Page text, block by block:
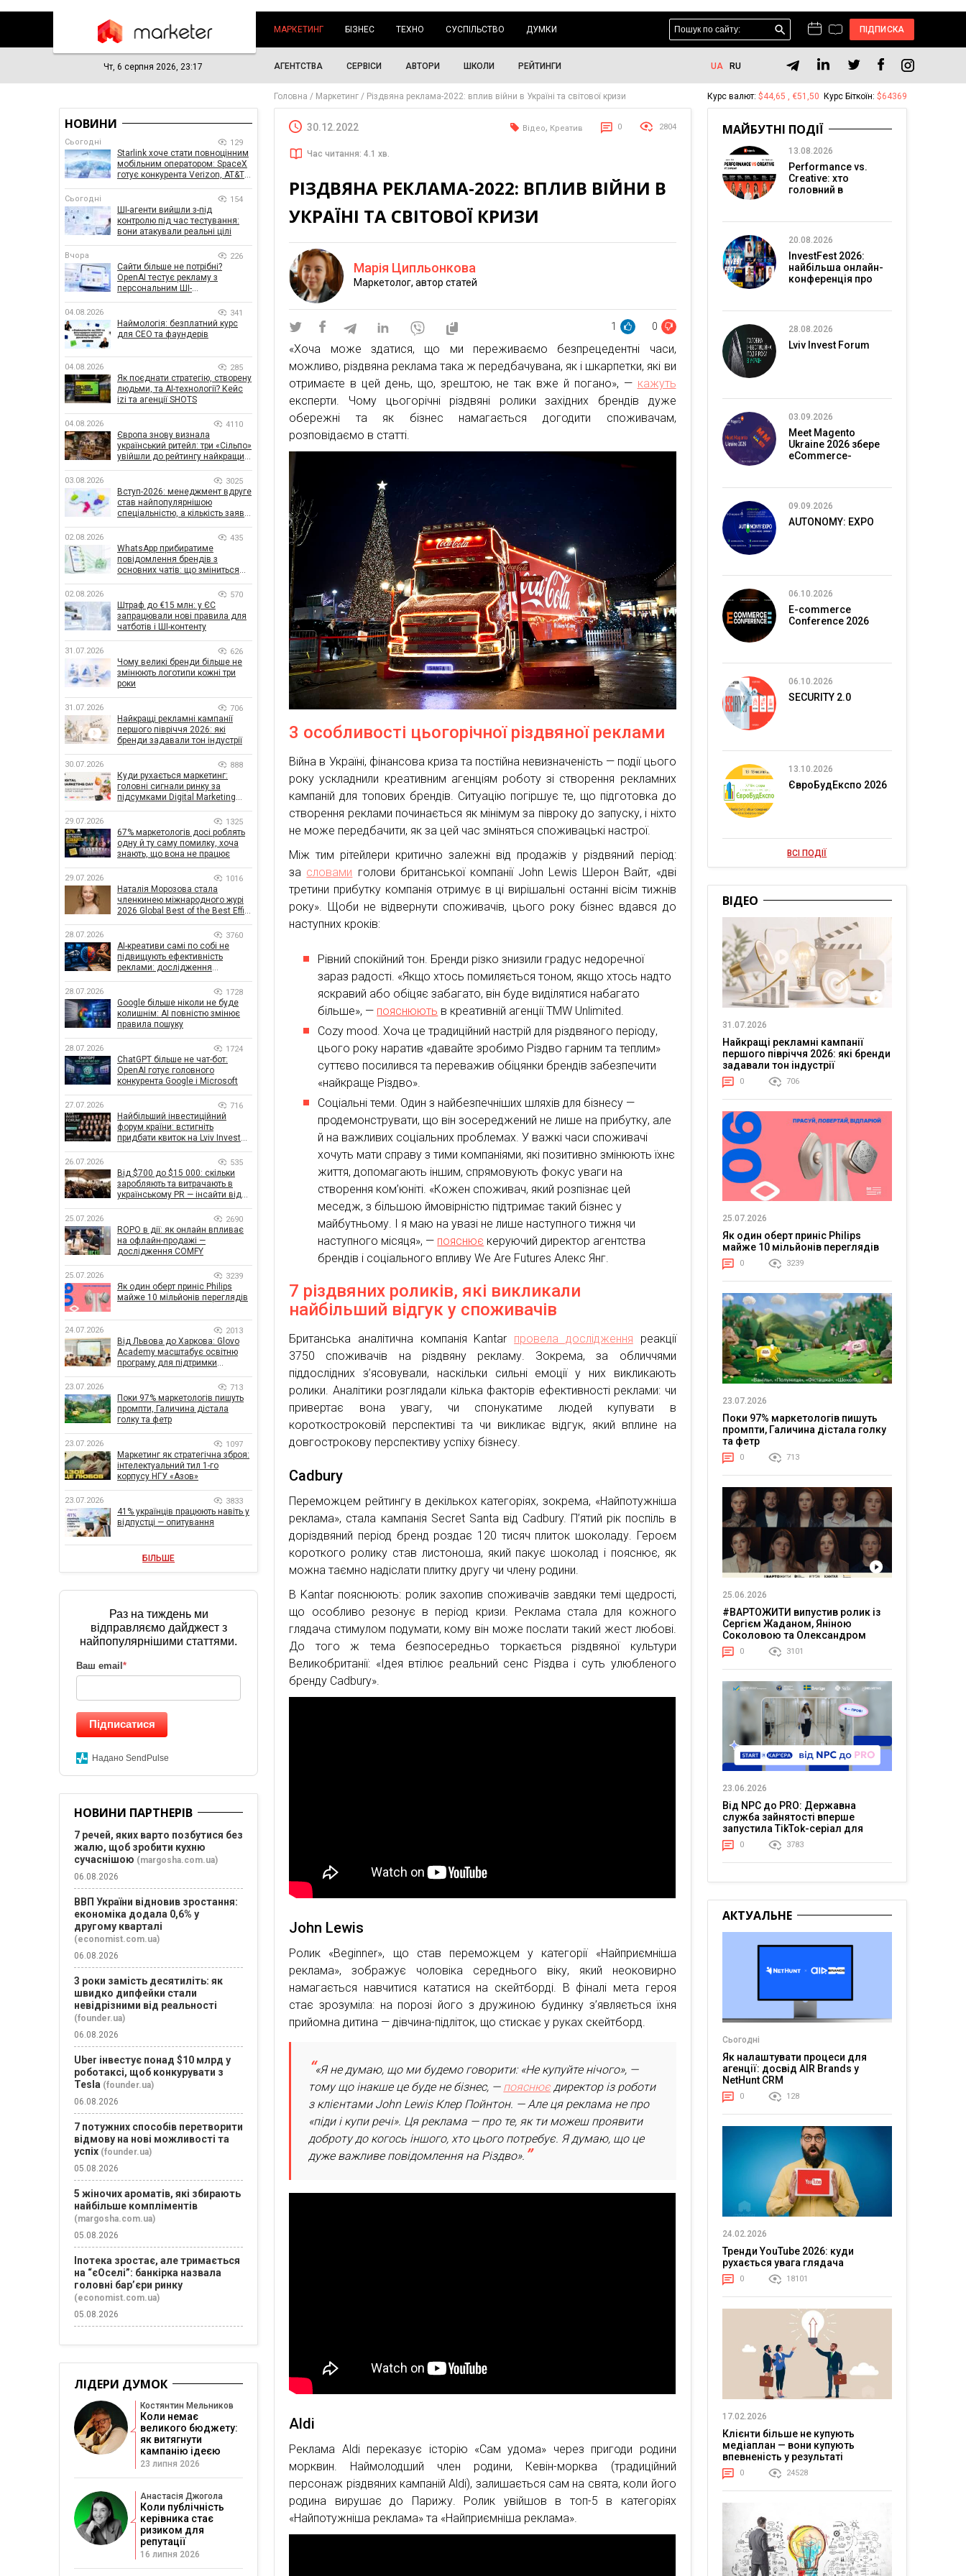
МАРКЕТИНГ БІЗНЕС ТЕХНО СУСПІЛЬСТВО ДУМКИ ПІДПИСКА
Чт, 6 серпня 2026, 23:17 АГЕНТСТВА СЕРВІСИ АВТОРИ ШКОЛИ РЕЙТИНГИ UA RU
Головна Маркетинг Різдвяна реклама-2022: вплив війни в Україні та світової кризи
30.12.2022 Відео, Креатив 0 2804
Час читання: 4.1 хв.
РІЗДВЯНА РЕКЛАМА-2022: ВПЛИВ ВІЙНИ В
УКРАЇНІ ТА СВІТОВОЇ КРИЗИ
Марія Ципльонкова
Маркетолог, автор статей
1 0
«Хоча може здатися, що ми переживаємо безпрецедентні часи,
можливо, різдвяна реклама така ж передбачувана, як і шкарпетки, які ви
отримаєте в цей день, що, зрештою, не так вже й погано», — кажуть
експерти. Чому цьогорічні різдвяні ролики західних брендів дуже
обережні та як бізнес намагається догодити споживачам,
розповідаємо в статті.
3 особливості цьогорічної різдвяної реклами
Війна в Україні, фінансова криза та постійна невизначеність — події цього
року ускладнили креативним агенціям роботу зі створення рекламних
кампаній для топових брендів. Ситуацію погіршує те, що підготовка до
створення реклами починається як мінімум за півроку до запуску, і ніхто
не може передбачити, як за цей час зміняться споживацькі настрої.
Між тим рітейлери критично залежні від продажів у різдвяний період:
за словами голови британської компанії John Lewis Шерон Вайт, «дві
третини прибутку компанія отримує в ці вирішальні останні вісім тижнів
року». Щоби не відвернути споживачів, цього року бізнес вдався до
наступних кроків:
Рівний спокійний тон. Бренди різко знизили градус недоречної
зараз радості. «Якщо хтось помиляється тоном, якщо хтось надто
яскравий або обіцяє забагато, він буде виділятися набагато
більше», — пояснюють в креативній агенції TMW Unlimited.
Cozy mood. Хоча це традиційний настрій для різдвяного періоду,
цього року наратив «давайте зробимо Різдво гарним та теплим»
суттєво посилився та переважив обіцянки брендів забезпечити
«найкраще Різдво».
Соціальні теми. Один з найбезпечніших шляхів для бізнесу —
продемонструвати, що він зосереджений не лише на прибутку, але
й на важливих соціальних проблемах. У важкі часи споживачі
хочуть мати справу з тими компаніями, які позитивно змінюють їхнє
життя, допомагають іншим, спрямовують фокус уваги на
створення ком’юніті. «Кожен споживач, який розпізнає цей
меседж, з більшою ймовірністю підтримає такий бізнес у
майбутньому. І я маю на увазі не лише наступного тижня чи
наступного місяця», — пояснює керуючий директор агентства
брендів і соціального впливу We Are Futures Алекс Янг.
7 різдвяних роликів, які викликали
найбільший відгук у споживачів
Британська аналітична компанія Kantar провела дослідження реакції
3750 споживачів на різдвяну рекламу. Зокрема, за обличчями
піддослідних з’ясовували, наскільки сильні емоції у них викликають
ролики. Аналітики розглядали кілька факторів ефективності реклами: чи
привертає вона увагу, чи спонукатиме людей купувати в
короткостроковій перспективі та чи викликає відгук, який вплине на
довгострокову перспективу успіху бізнесу.
Cadbury
Переможцем рейтингу в декількох категоріях, зокрема, «Найпотужніша
реклама», стала кампанія Secret Santa від Cadbury. П’ятий рік поспіль в
доріздвяний період бренд роздає 120 тисяч плиток шоколаду. Героєм
короткого ролику став листоноша, який пакує шоколад і пояснює, як
можна таємно надіслати плитку другу чи члену родини.
В Kantar пояснюють: ролик захопив споживачів завдяки темі щедрості,
що особливо резонує в період кризи. Реклама стала для кожного
глядача стимулом подумати, кому він може послати такий жест любові.
До того ж тема безпосередньо торкається різдвяної культури
Великобританії: «Ідея втілює реальний сенс Різдва і суть улюбленого
бренду Cadbury».
John Lewis
Ролик «Beginner», що став переможцем у категорії «Найприємніша
реклама», зображує чоловіка середнього віку, який неоковирно
намагається навчитися кататися на скейтборді. В фіналі мета героя
стає зрозуміла: на порозі його з дружиною будинку з’являється їхня
прийомна дитина — дівчина-підліток, що стискає у руках скейтборд.
«Я не думаю, що ми будемо говорити: «Не купуйте нічого», —
тому що інакше це буде не бізнес, — пояснює директор із роботи
з клієнтами John Lewis Клер Пойнтон. — Але ця реклама не про
«піди і купи речі». Ця реклама — про те, як ти можеш проявити
доброту до когось іншого, хто цього потребує. Я думаю, що це
дуже важливе повідомлення на Різдво».
Aldi
Реклама Aldi переказує історію «Сам удома» через пригоди родини
морквин. Наймолодший член родини, Кевін-морква (традиційний
персонаж різдвяних кампаній Aldi), залишається сам на свята, коли його
родина вирушає до Парижу. Ролик увійшов в топ-5 в категоріях
«Найпотужніша реклама» та «Найприємніша реклама».
НОВИНИ
Сьогодні 129
Starlink хоче стати повноцінним
мобільним оператором: SpaceX
готує конкурента Verizon, AT&T і
Сьогодні 154
ШІ-агенти вийшли з-під
контролю під час тестування:
вони атакували реальні цілі
Вчора 226
Сайти більше не потрібні?
OpenAI тестує рекламу з
персональним ШІ-
04.08.2026 341
Наймологія: безплатний курс
для CEO та фаундерів
04.08.2026 285
Як поєднати стратегію, створену
людьми, та AI-технології? Кейс
izi та агенції SHOTS
04.08.2026 4110
Європа знову визнала
український ритейл: три «Сільпо»
увійшли до рейтингу найкращих
03.08.2026 3025
Вступ-2026: менеджмент вдруге
став найпопулярнішою
спеціальністю, а кількість заяв
02.08.2026 435
WhatsApp прибиратиме
повідомлення брендів з
основних чатів: що зміниться
02.08.2026 570
Штраф до €15 млн: у ЄС
запрацювали нові правила для
чатботів і ШІ-контенту
31.07.2026 626
Чому великі бренди більше не
змінюють логотипи кожні три
роки
31.07.2026 706
Найкращі рекламні кампанії
першого півріччя 2026: які
бренди задавали тон індустрії
30.07.2026 888
Куди рухається маркетинг:
головні сигнали ринку за
підсумками Digital Marketing
29.07.2026 1325
67% маркетологів досі роблять
одну й ту саму помилку, хоча
знають, що вона не працює
29.07.2026 1016
Наталія Морозова стала
членкинею міжнародного журі
2026 Global Best of the Best Effie
28.07.2026 3760
AI-креативи самі по собі не
підвищують ефективність
реклами: дослідження
впливає на ефективність
кампаній
28.07.2026 1728
Google більше ніколи не буде
колишнім: AI повністю змінює
правила пошуку
28.07.2026 1724
ChatGPT більше не чат-бот:
OpenAI готує головного
конкурента Google і Microsoft
27.07.2026 716
Найбільший інвестиційний
форум країни: встигніть
придбати квиток на Lviv Invest
26.07.2026 535
Від $700 до $15 000: скільки
заробляють та витрачають в
українському PR — інсайти від
25.07.2026 2690
ROPO в дії: як онлайн впливає
на офлайн-продажі —
дослідження COMFY
25.07.2026 3239
Як один оберт приніс Philips
майже 10 мільйонів переглядів
24.07.2026 2013
Від Львова до Харкова: Glovo
Academy масштабує освітню
програму для підтримки
23.07.2026 713
Поки 97% маркетологів пишуть
промпти, Галичина дістала
голку та фетр
23.07.2026 1097
Маркетинг як стратегічна зброя:
інтелектуальний тил 1-го
корпусу НГУ «Азов»
23.07.2026 3833
41% українців працюють навіть у
відпустці — опитування
БІЛЬШЕ
Раз на тиждень ми
відправляємо дайджест з
найпопулярнішими статтями.
Ваш email *
Підписатися
Надано SendPulse
НОВИНИ ПАРТНЕРІВ
7 речей, яких варто позбутися без
жалю, щоб зробити кухню
сучаснішою (margosha.com.ua)
06.08.2026
ВВП України відновив зростання:
економіка додала 0,6% у
другому кварталі
(economist.com.ua)
06.08.2026
3 роки замість десятиліть: як
швидко дипфейки стали
невідрізними від реальності
(founder.ua)
06.08.2026
Uber інвестує понад $10 млрд у
роботаксі, щоб конкурувати з
Tesla (founder.ua)
06.08.2026
7 потужних способів перетворити
відмову на нові можливості та
успіх (founder.ua)
05.08.2026
5 жіночих ароматів, які збирають
найбільше компліментів
(margosha.com.ua)
05.08.2026
Іпотека зростає, але тримається
на “єОселі”: банкірка назвала
головні бар’єри ринку
(economist.com.ua)
05.08.2026
ЛІДЕРИ ДУМОК
Костянтин Мельников
Коли немає
великого бюджету:
як витягнути
кампанію ідеєю
23 липня 2026
Анастасія Джогола
Коли публічність
керівника стає
ризиком для
репутації
16 липня 2026
Курс валют: $44,65 , €51,50 Курс Біткоїн: $64369
МАЙБУТНІ ПОДІЇ
13.08.2026
Performance vs.
Creative: хто
головний в
20.08.2026
InvestFest 2026:
найбільша онлайн-
конференція про
28.08.2026
Lviv Invest Forum
03.09.2026
Meet Magento
Ukraine 2026 збере
eCommerce-
09.09.2026
AUTONOMY: EXPO
06.10.2026
E-commerce
Conference 2026
06.10.2026
SECURITY 2.0
13.10.2026
ЄвроБудЕкспо 2026
ВСІ ПОДІЇ
ВІДЕО
31.07.2026
Найкращі рекламні кампанії
першого півріччя 2026: які бренди
задавали тон індустрії
0 706
25.07.2026
Як один оберт приніс Philips
майже 10 мільйонів переглядів
0 3239
23.07.2026
Поки 97% маркетологів пишуть
промпти, Галичина дістала голку
та фетр
0 713
25.06.2026
#ВАРТОЖИТИ випустив ролик із
Сергієм Жаданом, Яніною
Соколовою та Олександром
Тереном про життя в постійній
напрузі
0 3101
23.06.2026
Від NPC до PRO: Державна
служба зайнятості вперше
запустила TikTok-серіал для
молоді
0 3783
АКТУАЛЬНЕ
Сьогодні
Як налаштувати процеси для
агенції: досвід AIR Brands у
NetHunt CRM
0 128
24.02.2026
Тренди YouTube 2026: куди
рухається увага глядача
0 18101
17.02.2026
Клієнти більше не купують
медіаплан — вони купують
впевненість у результаті
0 24528